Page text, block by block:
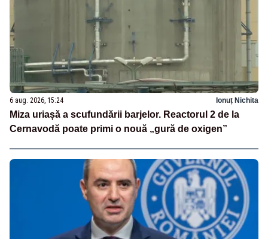
6 aug. 2026, 15:24 Ionuț Nichita
Miza uriașă a scufundării barjelor. Reactorul 2 de la
Cernavodă poate primi o nouă „gură de oxigen”